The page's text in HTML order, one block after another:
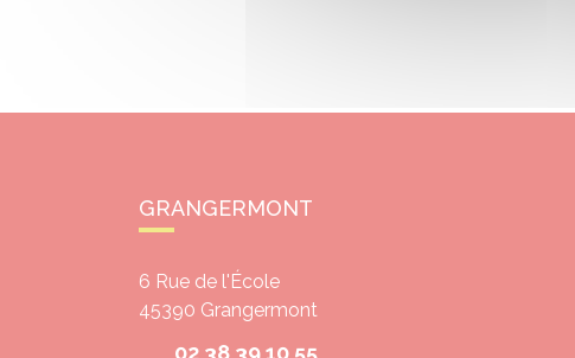
GRANGERMONT
6 Rue de l'École
45390 Grangermont